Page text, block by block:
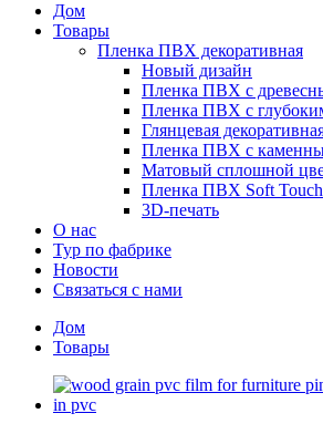
Дом
Товары
Пленка ПВХ декоративная
Новый дизайн
Пленка ПВХ с
Пленка ПВХ с
Глянцевая
Пленка ПВХ с
Матовый сплошной
Пленка ПВХ Soft Touch
3D-печать
О нас
Тур по фабрике
Новости
Связаться с нами
Дом
Товары